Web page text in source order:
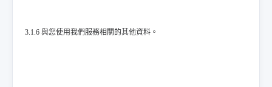
3.1.6 與您使用我們服務相關的其他資料。